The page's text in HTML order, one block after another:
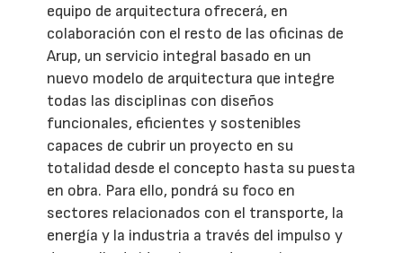
equipo de arquitectura ofrecerá, en
colaboración con el resto de las oficinas de
Arup, un servicio integral basado en un
nuevo modelo de arquitectura que integre
todas las disciplinas con diseños
funcionales, eficientes y sostenibles
capaces de cubrir un proyecto en su
totalidad desde el concepto hasta su puesta
en obra. Para ello, pondrá su foco en
sectores relacionados con el transporte, la
energía y la industria a través del impulso y